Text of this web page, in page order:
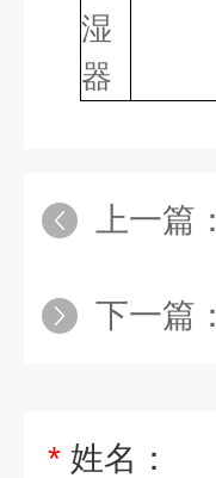
湿
器
上一篇：
下一篇：
* 姓名：